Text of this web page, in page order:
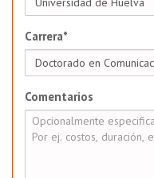
Carrera*
Comentarios